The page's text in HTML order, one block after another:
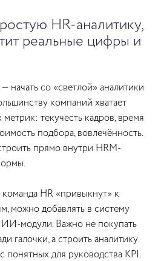
HR-аналитику,
реальные цифры и
начать со «светлой» аналитики
компаний хватает
метрик: текучесть кадров, время
подбора, вовлечённость.
прямо внутри HRM-
команда HR «привыкнут» к
можно добавлять в систему
модули. Важно не покупать
галочки, а строить аналитику
понятных для руководства KPI.